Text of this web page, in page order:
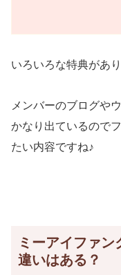
いろいろな特典があ
メンバーのブログや
かなり出ているので
たい内容ですね♪
ミーアイファ
違いはある？